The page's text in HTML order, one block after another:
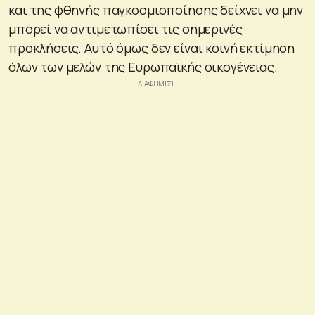
και της φθηνής παγκοσμιοποίησης δείχνει να μην
μπορεί να αντιμετωπίσει τις σημερινές
προκλήσεις. Αυτό όμως δεν είναι κοινή εκτίμηση
όλων των μελών της Ευρωπαϊκής οικογένειας.